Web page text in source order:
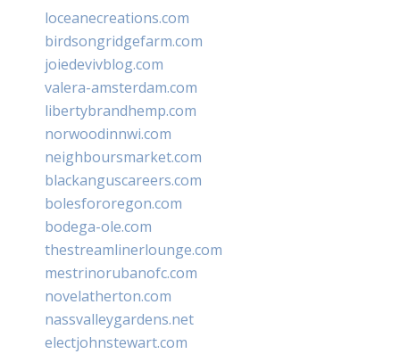
loceanecreations.com
birdsongridgefarm.com
joiedevivblog.com
valera-amsterdam.com
libertybrandhemp.com
norwoodinnwi.com
neighboursmarket.com
blackanguscareers.com
bolesfororegon.com
bodega-ole.com
thestreamlinerlounge.com
mestrinorubanofc.com
novelatherton.com
nassvalleygardens.net
electjohnstewart.com